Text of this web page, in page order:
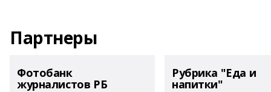
Партнеры
Фотобанк
журналистов РБ
Рубрика "Еда и
напитки"